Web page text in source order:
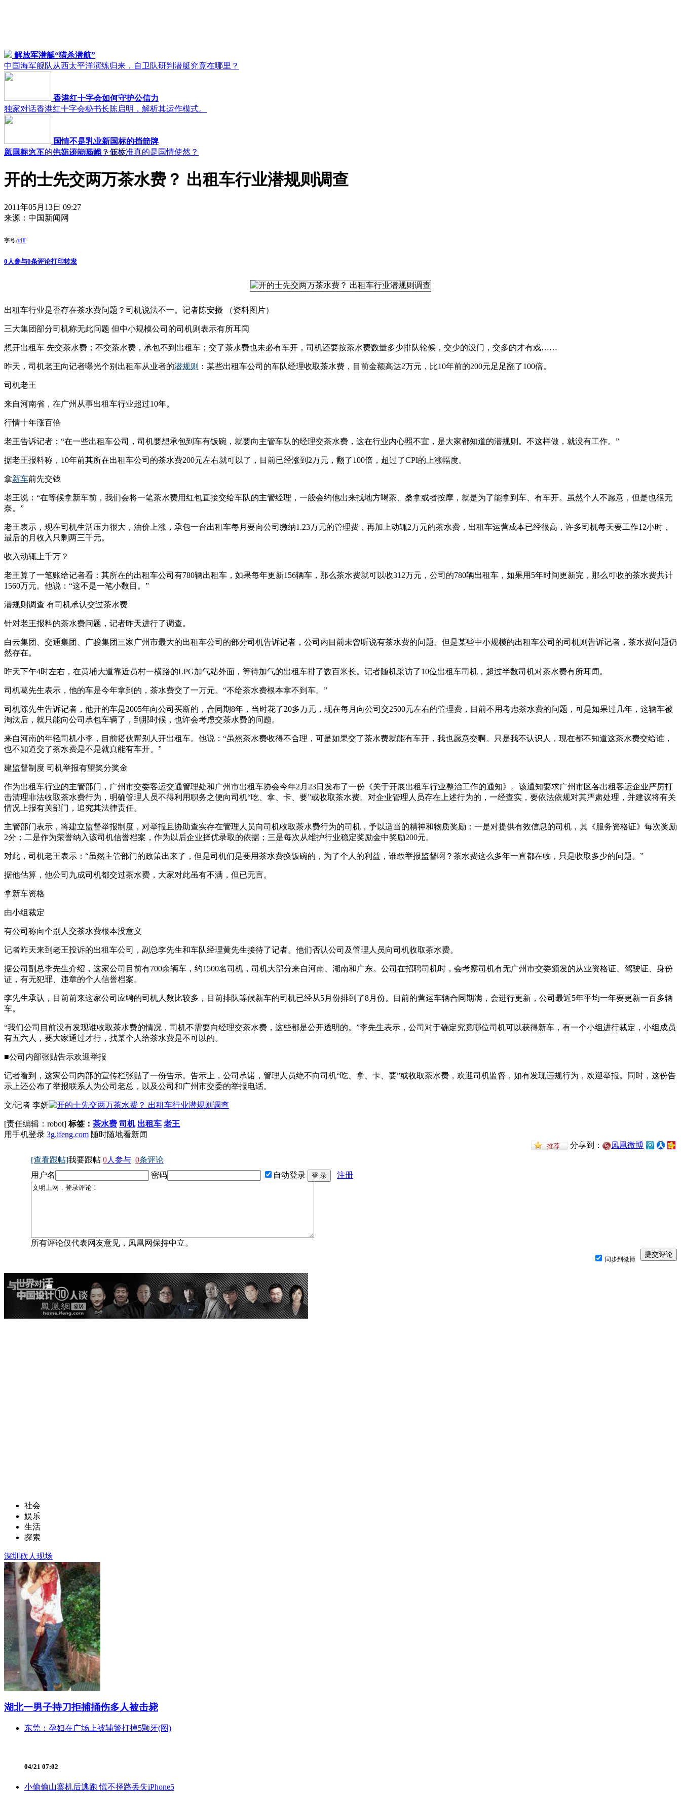
解放军潜艇“猎杀潜航”
中国海军舰队从西太平洋演练归来，自卫队研判潜艇究竟在哪里？
香港红十字会如何守护公信力
独家对话香港红十字会秘书长陈启明，解析其运作模式。
国情不是乳业新国标的挡箭牌
新国标之下的牛奶还能喝吗？低标准真的是国情使然？
凤凰网汽车>汽车滚动新闻 > 正文
开的士先交两万茶水费？ 出租车行业潜规则调查
2011年05月13日 09:27
来源： 中国新闻网
字号:T|T
0 人参与0条评论打印转发
出租车行业是否存在茶水费问题？司机说法不一。记者陈安摄 （资料图片）
三大集团部分司机称无此问题 但中小规模公司的司机则表示有所耳闻
想开出租车 先交茶水费；不交茶水费，承包不到出租车；交了茶水费也未必有车开，司机还要按茶水费数量多少排队轮候，交少的没门，交多的才有戏……
昨天，司机老王向记者曝光个别出租车从业者的潜规则 ：某些出租车公司的车队经理收取茶水费，目前金额高达2万元，比10年前的200元足足翻了100倍。
司机老王
来自河南省，在广州从事出租车行业超过10年。
行情十年涨百倍
老王告诉记者：“在一些出租车公司，司机要想承包到车有饭碗，就要向主管车队的经理交茶水费，这在行业内心照不宣，是大家都知道的潜规则。不这样做，就没有工作。”
据老王报料称，10年前其所在出租车公司的茶水费200元左右就可以了，目前已经涨到2万元，翻了100倍，超过了CPI的上涨幅度。
拿新车前先交钱
老王说：“在等候拿新车前，我们会将一笔茶水费用红包直接交给车队的主管经理，一般会约他出来找地方喝茶、桑拿或者按摩，就是为了能拿到车、有车开。虽然个人不愿意，但是也很无
奈。”
老王表示，现在司机生活压力很大，油价上涨，承包一台出租车每月要向公司缴纳1.23万元的管理费，再加上动辄2万元的茶水费，出租车运营成本已经很高，许多司机每天要工作12小时，
最后的月收入只剩两三千元。
收入动辄上千万？
老王算了一笔账给记者看：其所在的出租车公司有780辆出租车，如果每年更新156辆车，那么茶水费就可以收312万元，公司的780辆出租车，如果用5年时间更新完，那么可收的茶水费共计
1560万元。他说：“这不是一笔小数目。”
潜规则调查 有司机承认交过茶水费
针对老王报料的茶水费问题，记者昨天进行了调查。
白云集团、交通集团、广骏集团三家广州市最大的出租车公司的部分司机告诉记者，公司内目前未曾听说有茶水费的问题。但是某些中小规模的出租车公司的司机则告诉记者，茶水费问题仍
然存在。
昨天下午4时左右，在黄埔大道靠近员村一横路的LPG加气站外面，等待加气的出租车排了数百米长。记者随机采访了10位出租车司机，超过半数司机对茶水费有所耳闻。
司机葛先生表示，他的车是今年拿到的，茶水费交了一万元。“不给茶水费根本拿不到车。”
司机陈先生告诉记者，他开的车是2005年向公司买断的，合同期8年，当时花了20多万元，现在每月向公司交2500元左右的管理费，目前不用考虑茶水费的问题，可是如果过几年，这辆车被
淘汰后，就只能向公司承包车辆了，到那时候，也许会考虑交茶水费的问题。
来自河南的年轻司机小李，目前搭伙帮别人开出租车。他说：“虽然茶水费收得不合理，可是如果交了茶水费就能有车开，我也愿意交啊。只是我不认识人，现在都不知道这茶水费交给谁，
也不知道交了茶水费是不是就真能有车开。”
建监督制度 司机举报有望奖分奖金
作为出租车行业的主管部门，广州市交委客运交通管理处和广州市出租车协会今年2月23日发布了一份《关于开展出租车行业整治工作的通知》。该通知要求广州市区各出租客运企业严厉打
击清理非法收取茶水费行为，明确管理人员不得利用职务之便向司机“吃、拿、卡、要”或收取茶水费。对企业管理人员存在上述行为的，一经查实，要依法依规对其严肃处理，并建议将有关
情况上报有关部门，追究其法律责任。
主管部门表示，将建立监督举报制度，对举报且协助查实存在管理人员向司机收取茶水费行为的司机，予以适当的精神和物质奖励：一是对提供有效信息的司机，其《服务资格证》每次奖励
2分；二是作为荣誉纳入该司机信誉档案，作为以后企业择优录取的依据；三是每次从维护行业稳定奖励金中奖励200元。
对此，司机老王表示：“虽然主管部门的政策出来了，但是司机们是要用茶水费换饭碗的，为了个人的利益，谁敢举报监督啊？茶水费这么多年一直都在收，只是收取多少的问题。”
据他估算，他公司九成司机都交过茶水费，大家对此虽有不满，但已无言。
拿新车资格
由小组裁定
有公司称向个别人交茶水费根本没意义
记者昨天来到老王投诉的出租车公司，副总李先生和车队经理黄先生接待了记者。他们否认公司及管理人员向司机收取茶水费。
据公司副总李先生介绍，这家公司目前有700余辆车，约1500名司机，司机大部分来自河南、湖南和广东。公司在招聘司机时，会考察司机有无广州市交委颁发的从业资格证、驾驶证、身份
证，有无犯罪、违章的个人信誉档案。
李先生承认，目前前来这家公司应聘的司机人数比较多，目前排队等候新车的司机已经从5月份排到了8月份。目前的营运车辆合同期满，会进行更新，公司最近5年平均一年要更新一百多辆
车。
“我们公司目前没有发现谁收取茶水费的情况，司机不需要向经理交茶水费，这些都是公开透明的。”李先生表示，公司对于确定究竟哪位司机可以获得新车，有一个小组进行裁定，小组成员
有五六人，要大家通过才行，找某个人给茶水费是不可以的。
■公司内部张贴告示欢迎举报
记者看到，这家公司内部的宣传栏张贴了一份告示。告示上，公司承诺，管理人员绝不向司机“吃、拿、卡、要”或收取茶水费，欢迎司机监督，如有发现违规行为，欢迎举报。同时，这份告
示上还公布了举报联系人为公司老总，以及公司和广州市交委的举报电话。
文/记者 李妍
[责任编辑：robot] 标签： 茶水费 司机 出租车 老王
用手机登录 3g.ifeng.com 随时随地看新闻
分享到：
凤凰微博
[查看跟帖]我要跟帖 0人参与 0条评论
用户名
密码 自动登录 注册
所有评论仅代表网友意见，凤凰网保持中立。
同步到微博
社会
娱乐
生活
探索
深圳砍人现场
湖北一男子持刀拒捕捅伤多人被击毙
东莞：孕妇在广场上被辅警打掉5颗牙(图)
04/21 07:02
小偷偷山寨机后逃跑 慌不择路丢失iPhone5